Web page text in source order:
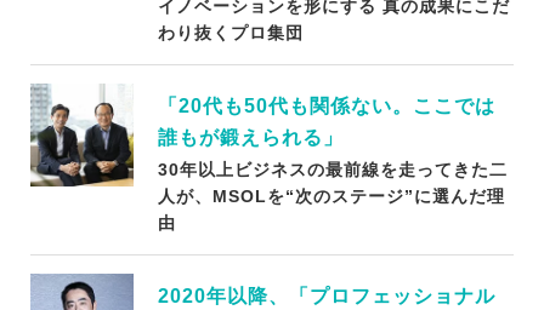
イノベーションを形にする 真の成果にこだ
わり抜くプロ集団
「20代も50代も関係ない。ここでは
誰もが鍛えられる」
30年以上ビジネスの最前線を走ってきた二
人が、MSOLを“次のステージ”に選んだ理
由
2020年以降、「プロフェッショナル